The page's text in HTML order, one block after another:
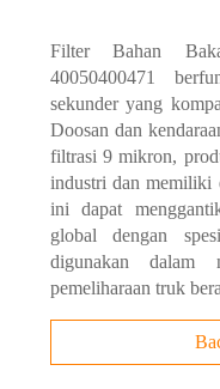
Filter Bahan
40050400471
sekunder yang
Doosan dan
filtrasi 9 mikron,
industri dan memiliki
ini dapat
global dengan
digunakan dalam
pemeliharaan truk